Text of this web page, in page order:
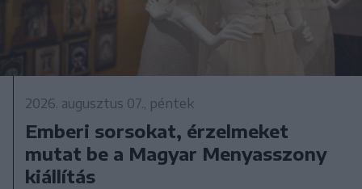
2026. augusztus 07., péntek
Emberi sorsokat, érzelmeket
mutat be a Magyar Menyasszony
kiállítás